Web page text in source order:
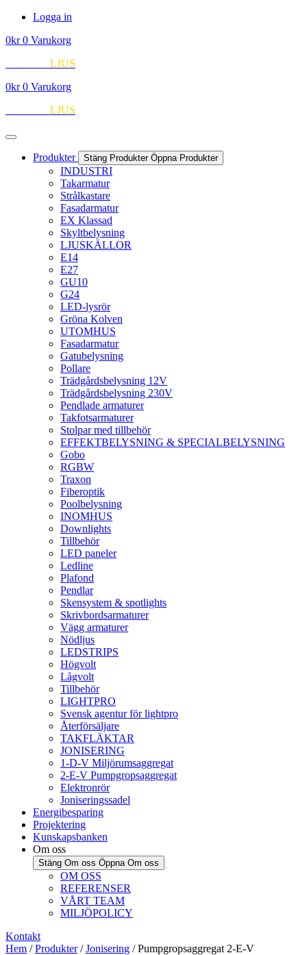
Hoppa
innehåll
Logga in
0kr 0 Varukorg
LJUS
0kr 0 Varukorg
LJUS
Produkter Stäng Produkter Öppna Produkter
INDUSTRI
Takarmatur
Strålkastare
Fasadarmatur
EX Klassad
Skyltbelysning
LJUSKÄLLOR
E14
E27
GU10
G24
LED-lysrör
Gröna Kolven
UTOMHUS
Fasadarmatur
Gatubelysning
Pollare
Trädgårdsbelysning 12V
Trädgårdsbelysning 230V
Pendlade armaturer
Takfotsarmaturer
Stolpar med tillbehör
EFFEKTBELYSNING & SPECIALBELYSNING
Gobo
RGBW
Traxon
Fiberoptik
Poolbelysning
INOMHUS
Downlights
Tillbehör
LED paneler
Ledline
Plafond
Pendlar
Skensystem & spotlights
Skrivbordsarmaturer
Vägg armaturer
Nödljus
LEDSTRIPS
Högvolt
Lågvolt
Tillbehör
LIGHTPRO
Svensk agentur för lightpro
Återförsäljare
TAKFLÄKTAR
JONISERING
1-D-V Miljörumsaggregat
2-E-V Pumpgropsaggregat
Elektronrör
Joniseringssadel
Energibesparing
Projektering
Kunskapsbanken
Om oss
Stäng Om oss Öppna Om oss
OM OSS
REFERENSER
VÅRT TEAM
MILJÖPOLICY
Kontakt
Hem /Produkter/Jonisering / Pumpgropsaggregat 2-E-V